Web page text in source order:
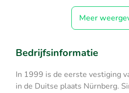
Meer
Bedrijfsinformatie
In 1999 is de eerste vestiging
in de Duitse plaats Nürnberg.